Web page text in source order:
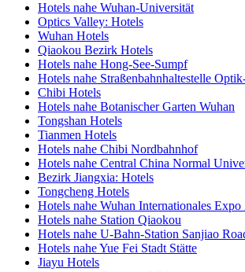
Hotels nahe Wuhan-Universität
Optics Valley: Hotels
Wuhan Hotels
Qiaokou Bezirk Hotels
Hotels nahe Hong-See-Sumpf
Hotels nahe Straßenbahnhaltestelle
Chibi Hotels
Hotels nahe Botanischer Garten Wuhan
Tongshan Hotels
Tianmen Hotels
Hotels nahe Chibi Nordbahnhof
Hotels nahe Central China Normal
Bezirk Jiangxia: Hotels
Tongcheng Hotels
Hotels nahe Wuhan Internationales Expo
Hotels nahe Station Qiaokou
Hotels nahe U-Bahn-Station Sanjiao
Hotels nahe Yue Fei Stadt Stätte
Jiayu Hotels